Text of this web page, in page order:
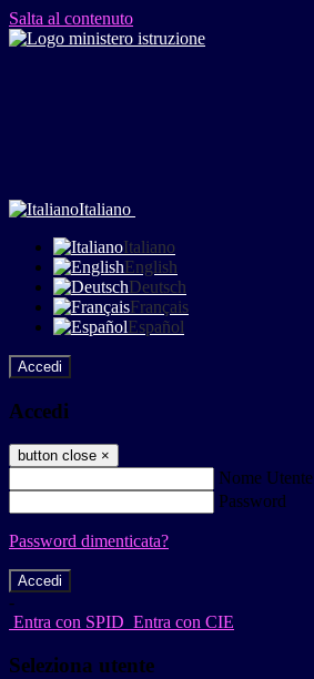
Salta al contenuto
Italiano
Italiano
English
Deutsch
Français
Español
Accedi
Accedi
button close ×
Nome Utente
Password
Password dimenticata?
-
Entra con SPID Entra con CIE
Seleziona utente